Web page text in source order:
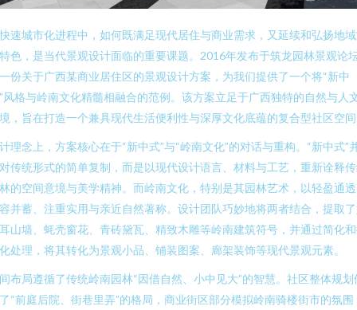
速城市化进程中，如何既满足现代居住与商业需求，又延续和弘扬地
色，是当代景观设计面临的重要课题。2016年发布于筑龙园林景观论
份关于广西某商业居住区的景观设计方案，为我们提供了一个将“新中
风格与岭南文化精髓相融合的范例。该方案立足于广西独特的自然与人
，旨在打造一个兼具现代生活便利性与深厚文化底蕴的复合型社区空
理念上，方案核心在于“新中式”与“岭南文化”的对话与重构。“新中式”
传统形式的简单复制，而是以现代设计语言、材料与工艺，重新诠释
的空间意境与美学精神。而岭南文化，特别是其园林艺术，以轻盈通
并蓄、注重实用与亲近自然著称。设计团队巧妙地将两者结合，提取
山墙、蚝壳窗花、青砖黛瓦、精致木雕等岭南建筑符号，并通过简化
处理，将其转化为景观小品、铺装图案、廊架装饰等现代景观元素。
布局遵循了传统岭南园林“因借自然、小中见大”的智慧。社区整体规划
“前庭后院、街巷里弄”的格局，商业街区部分模拟岭南骑楼街市的氛围